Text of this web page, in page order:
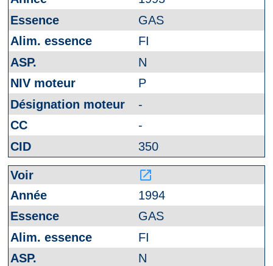
GAS
FI
N
P
-
-
350
launch
1994
GAS
FI
N